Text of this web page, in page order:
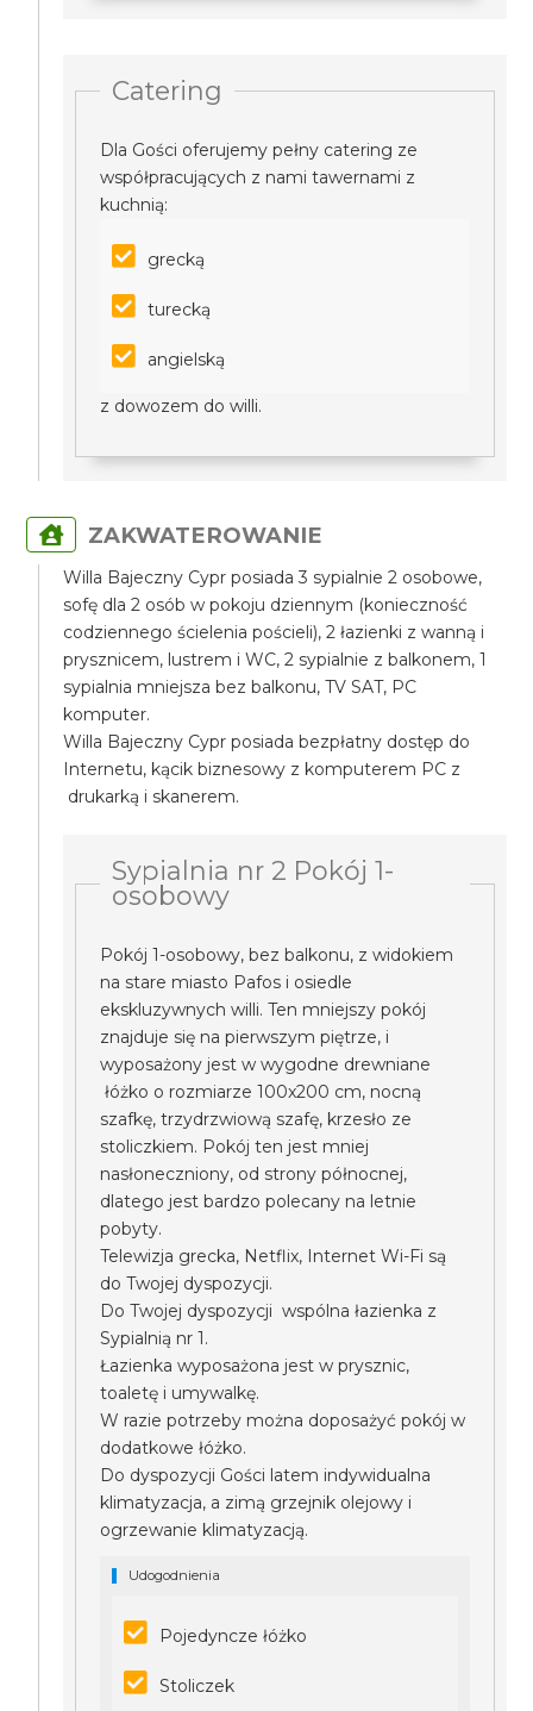
Catering
Dla Gości oferujemy pełny catering ze
współpracujących z nami tawernami z
kuchnią:
grecką
turecką
angielską
z dowozem do willi.
ZAKWATEROWANIE
Willa Bajeczny Cypr posiada 3 sypialnie 2 osobowe,
sofę dla 2 osób w pokoju dziennym (konieczność
codziennego ścielenia pościeli), 2 łazienki z wanną i
prysznicem, lustrem i WC, 2 sypialnie z balkonem, 1
sypialnia mniejsza bez balkonu, TV SAT, PC
komputer.
Willa Bajeczny Cypr posiada bezpłatny dostęp do
Internetu, kącik biznesowy z komputerem PC z
drukarką i skanerem.
Sypialnia nr 2 Pokój 1-
osobowy
Pokój 1-osobowy, bez balkonu, z widokiem
na stare miasto Pafos i osiedle
ekskluzywnych willi. Ten mniejszy pokój
znajduje się na pierwszym piętrze, i
wyposażony jest w wygodne drewniane
łóżko o rozmiarze 100x200 cm, nocną
szafkę, trzydrzwiową szafę, krzesło ze
stoliczkiem. Pokój ten jest mniej
nasłoneczniony, od strony północnej,
dlatego jest bardzo polecany na letnie
pobyty.
Telewizja grecka, Netflix, Internet Wi-Fi są
do Twojej dyspozycji.
Do Twojej dyspozycji wspólna łazienka z
Sypialnią nr 1.
Łazienka wyposażona jest w prysznic,
toaletę i umywalkę.
W razie potrzeby można doposażyć pokój w
dodatkowe łóżko.
Do dyspozycji Gości latem indywidualna
klimatyzacja, a zimą grzejnik olejowy i
ogrzewanie klimatyzacją.
Udogodnienia
Pojedyncze łóżko
Stoliczek